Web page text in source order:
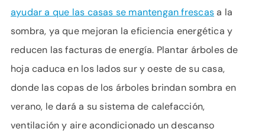
ayudar a que las casas se mantengan frescasa la
sombra, ya que mejoran la eficiencia energética y
reducen las facturas de energía. Plantar árboles de
hoja caduca en los lados sur y oeste de su casa,
donde las copas de los árboles brindan sombra en
verano, le dará a su sistema de calefacción,
ventilación y aire acondicionado un descanso